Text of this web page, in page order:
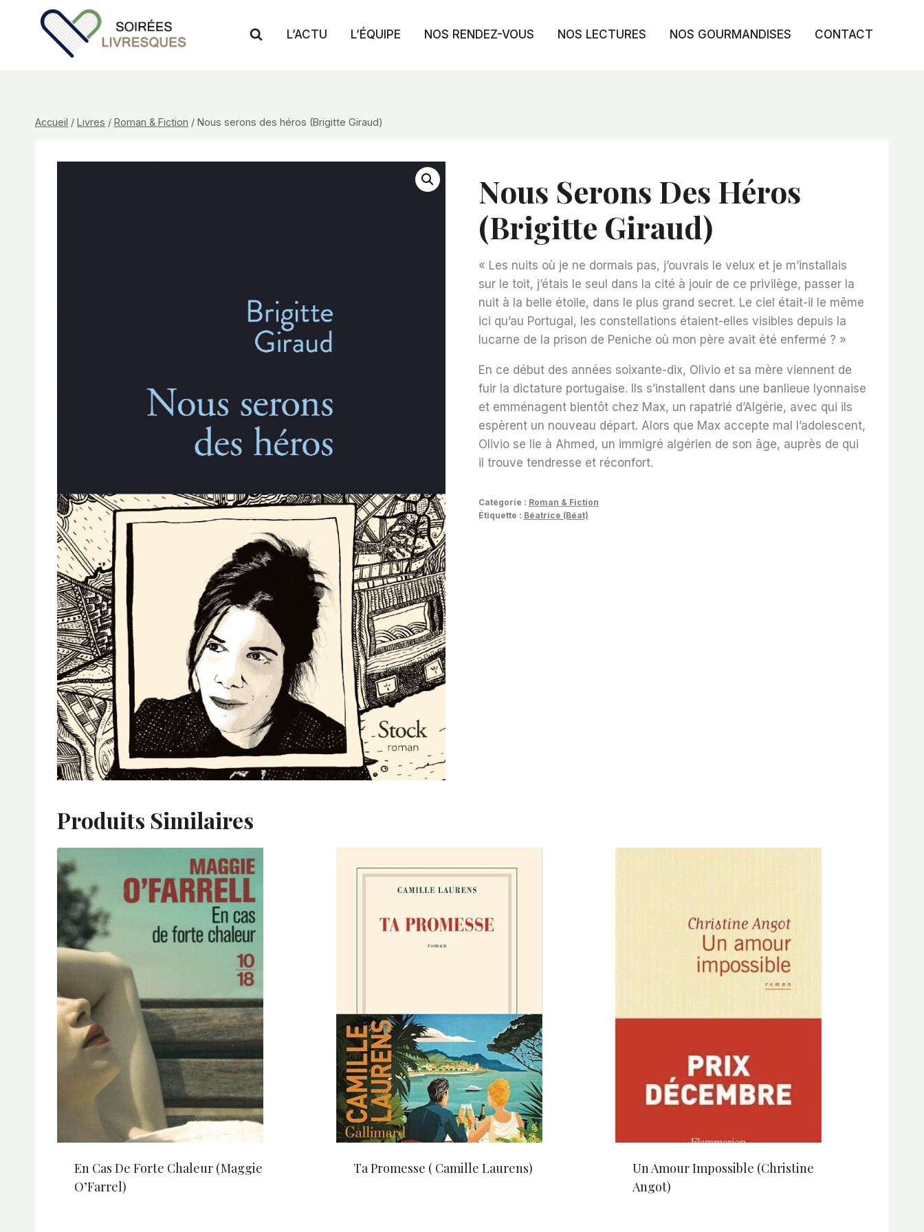
L’ACTU L’ÉQUIPE NOS RENDEZ-VOUS NOS LECTURES NOS GOURMANDISES CONTACT
Accueil / Livres / Roman & Fiction / Nous serons des héros (Brigitte Giraud)
Nous Serons Des Héros
(Brigitte Giraud)
« Les nuits où je ne dormais pas, j’ouvrais le velux et je m’installais
sur le toit, j’étais le seul dans la cité à jouir de ce privilège, passer la
nuit à la belle étoile, dans le plus grand secret. Le ciel était-il le même
ici qu’au Portugal, les constellations étaient-elles visibles depuis la
lucarne de la prison de Peniche où mon père avait été enfermé ? »
En ce début des années soixante-dix, Olivio et sa mère viennent de
fuir la dictature portugaise. Ils s’installent dans une banlieue lyonnaise
et emménagent bientôt chez Max, un rapatrié d’Algérie, avec qui ils
espèrent un nouveau départ. Alors que Max accepte mal l’adolescent,
Olivio se lie à Ahmed, un immigré algérien de son âge, auprès de qui
il trouve tendresse et réconfort.
Catégorie : Roman & Fiction
Étiquette : Béatrice (Béat)
Produits Similaires
En Cas De Forte Chaleur (Maggie
O’Farrel)
Ta Promesse ( Camille Laurens)
Un Amour Impossible (Christine
Angot)